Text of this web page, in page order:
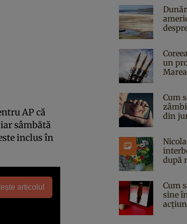
AP că
sâmbătă
inclus în
articolul
un
Cum
din
după
Cum
sine